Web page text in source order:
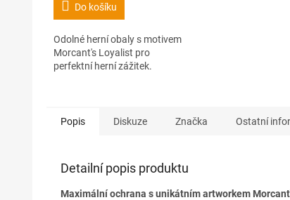
Do košíku
Odolné herní obaly s motivem
Morcant's Loyalist pro
perfektní herní zážitek.
Popis Diskuze Značka Ostatní
Detailní popis produktu
Maximální ochrana s unikátním artworkem